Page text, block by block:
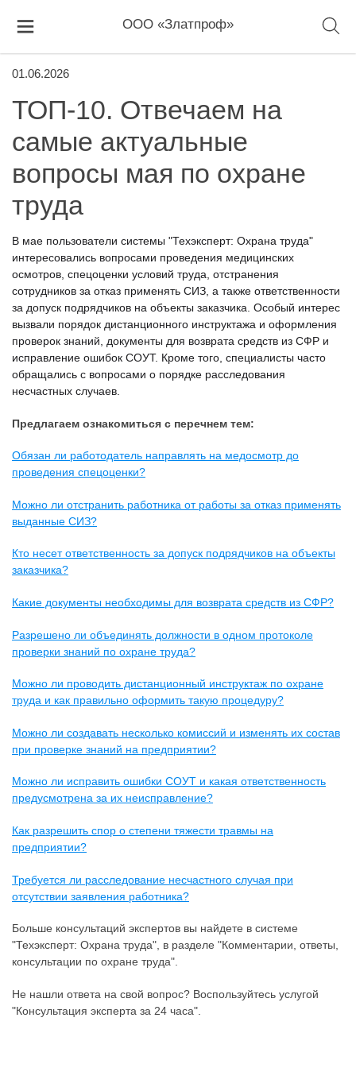
ООО «Златпроф»
01.06.2026
ТОП-10. Отвечаем на
самые актуальные
вопросы мая по охране
труда
В мае пользователи системы "Техэксперт: Охрана труда"
интересовались вопросами проведения медицинских
осмотров, спецоценки условий труда, отстранения
сотрудников за отказ применять СИЗ, а также ответственности
за допуск подрядчиков на объекты заказчика. Особый интерес
вызвали порядок дистанционного инструктажа и оформления
проверок знаний, документы для возврата средств из СФР и
исправление ошибок СОУТ. Кроме того, специалисты часто
обращались с вопросами о порядке расследования
несчастных случаев.
Предлагаем ознакомиться с перечнем тем:
Обязан ли работодатель направлять на медосмотр до
проведения спецоценки?
Можно ли отстранить работника от работы за отказ применять
выданные СИЗ?
Кто несет ответственность за допуск подрядчиков на объекты
заказчика?
Какие документы необходимы для возврата средств из СФР?
Разрешено ли объединять должности в одном протоколе
проверки знаний по охране труда?
Можно ли проводить дистанционный инструктаж по охране
труда и как правильно оформить такую процедуру?
Можно ли создавать несколько комиссий и изменять их состав
при проверке знаний на предприятии?
Можно ли исправить ошибки СОУТ и какая ответственность
предусмотрена за их неисправление?
Как разрешить спор о степени тяжести травмы на
предприятии?
Требуется ли расследование несчастного случая при
отсутствии заявления работника?
Больше консультаций экспертов вы найдете в системе
"Техэксперт: Охрана труда", в разделе "Комментарии, ответы,
консультации по охране труда".
Не нашли ответа на свой вопрос? Воспользуйтесь услугой
"Консультация эксперта за 24 часа".